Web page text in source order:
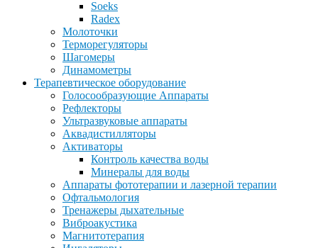
Soeks
Radex
Молоточки
Терморегуляторы
Шагомеры
Динамометры
Терапевтическое оборудование
Голосообразующие Аппараты
Рефлекторы
Ультразвуковые аппараты
Аквадистилляторы
Активаторы
Контроль качества воды
Минералы для воды
Аппараты фототерапии и лазерной терапии
Офтальмология
Тренажеры дыхательные
Виброакустика
Магнитотерапия